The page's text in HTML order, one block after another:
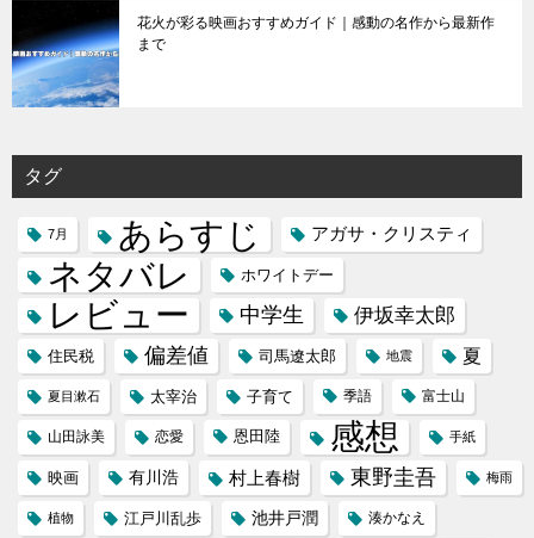
花火が彩る映画おすすめガイド｜感動の名作から最新作
まで
タグ
7月 あらすじ アガサ・クリスティ
ネタバレ ホワイトデー
レビュー 中学生 伊坂幸太郎
住民税 偏差値 司馬遼太郎 地震 夏
夏目漱石 太宰治 子育て 季語 富士山
山田詠美 恋愛 恩田陸 感想 手紙
映画 有川浩 村上春樹 東野圭吾 梅雨
植物 江戸川乱歩 池井戸潤 湊かなえ